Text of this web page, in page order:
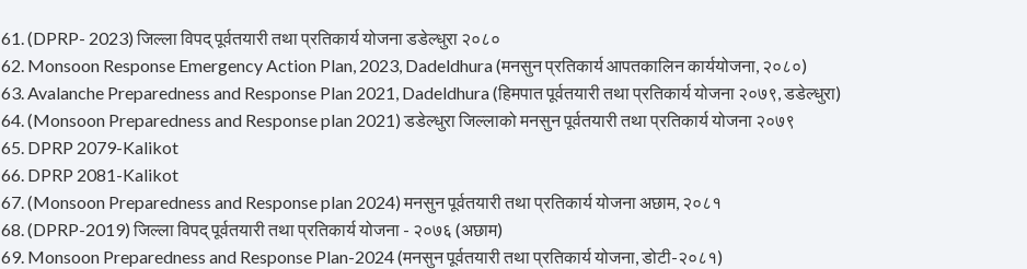
61. (DPRP- 2023) जिल्ला विपद् पूर्वतयारी तथा प्रतिकार्य योजना डडेल्धुरा २०८०
62. Monsoon Response Emergency Action Plan, 2023, Dadeldhura (मनसुन प्रतिकार्य आपतकालिन कार्ययोजना, २०८०)
63. Avalanche Preparedness and Response Plan 2021, Dadeldhura (हिमपात पूर्वतयारी तथा प्रतिकार्य योजना २०७९, डडेल्धुरा)
64. (Monsoon Preparedness and Response plan 2021) डडेल्धुरा जिल्लाको मनसुन पूर्वतयारी तथा प्रतिकार्य योजना २०७९
65. DPRP 2079-Kalikot
66. DPRP 2081-Kalikot
67. (Monsoon Preparedness and Response plan 2024) मनसुन पूर्वतयारी तथा प्रतिकार्य योजना अछाम, २०८१
68. (DPRP-2019) जिल्ला विपद् पूर्वतयारी तथा प्रतिकार्य योजना - २०७६ (अछाम)
69. Monsoon Preparedness and Response Plan-2024 (मनसुन पूर्वतयारी तथा प्रतिकार्य योजना, डोटी-२०८१)